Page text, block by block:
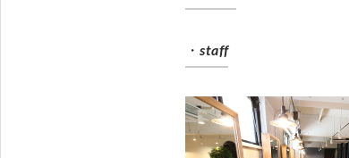
・staff